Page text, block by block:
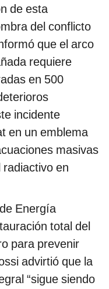
de esta
del conflicto
que el arco
requiere
en 500
incidente
en un emblema
masivas
en
Energía
total del
para prevenir
advirtió que la
“sigue siendo